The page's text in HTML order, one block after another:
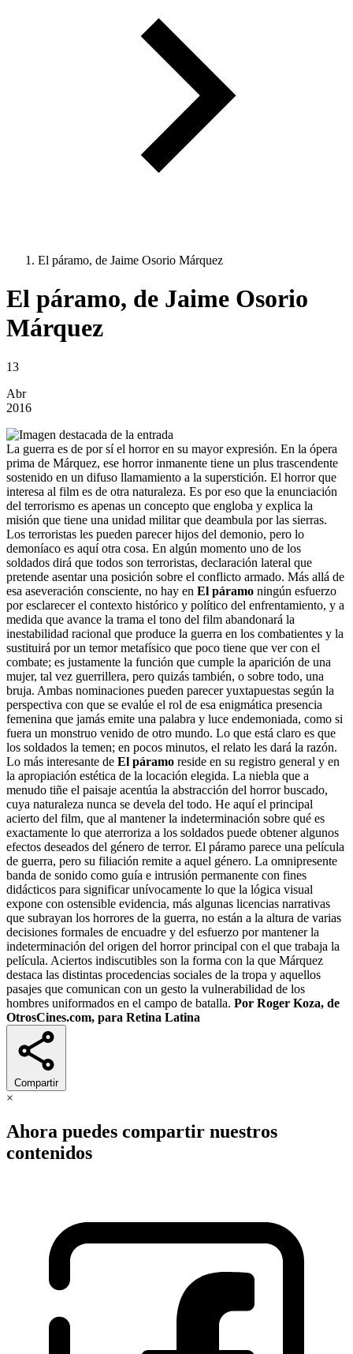
El páramo, de Jaime Osorio Márquez
El páramo, de Jaime Osorio
Márquez
13
Abr
2016
La guerra es de por sí el horror en su mayor expresión. En la ópera
prima de Márquez, ese horror inmanente tiene un plus trascendente
sostenido en un difuso llamamiento a la superstición. El horror que
interesa al film es de otra naturaleza. Es por eso que la enunciación
del terrorismo es apenas un concepto que engloba y explica la
misión que tiene una unidad militar que deambula por las sierras.
Los terroristas les pueden parecer hijos del demonio, pero lo
demoníaco es aquí otra cosa. En algún momento uno de los
soldados dirá que todos son terroristas, declaración lateral que
pretende asentar una posición sobre el conflicto armado. Más allá de
esa aseveración consciente, no hay en El páramo ningún esfuerzo
por esclarecer el contexto histórico y político del enfrentamiento, y a
medida que avance la trama el tono del film abandonará la
inestabilidad racional que produce la guerra en los combatientes y la
sustituirá por un temor metafísico que poco tiene que ver con el
combate; es justamente la función que cumple la aparición de una
mujer, tal vez guerrillera, pero quizás también, o sobre todo, una
bruja. Ambas nominaciones pueden parecer yuxtapuestas según la
perspectiva con que se evalúe el rol de esa enigmática presencia
femenina que jamás emite una palabra y luce endemoniada, como si
fuera un monstruo venido de otro mundo. Lo que está claro es que
los soldados la temen; en pocos minutos, el relato les dará la razón.
Lo más interesante de El páramo reside en su registro general y en
la apropiación estética de la locación elegida. La niebla que a
menudo tiñe el paisaje acentúa la abstracción del horror buscado,
cuya naturaleza nunca se devela del todo. He aquí el principal
acierto del film, que al mantener la indeterminación sobre qué es
exactamente lo que aterroriza a los soldados puede obtener algunos
efectos deseados del género de terror. El páramo parece una película
de guerra, pero su filiación remite a aquel género. La omnipresente
banda de sonido como guía e intrusión permanente con fines
didácticos para significar unívocamente lo que la lógica visual
expone con ostensible evidencia, más algunas licencias narrativas
que subrayan los horrores de la guerra, no están a la altura de varias
decisiones formales de encuadre y del esfuerzo por mantener la
indeterminación del origen del horror principal con el que trabaja la
película. Aciertos indiscutibles son la forma con la que Márquez
destaca las distintas procedencias sociales de la tropa y aquellos
pasajes que comunican con un gesto la vulnerabilidad de los
hombres uniformados en el campo de batalla. Por Roger Koza, de
OtrosCines.com, para Retina Latina
Compartir
×
Ahora puedes compartir nuestros
contenidos